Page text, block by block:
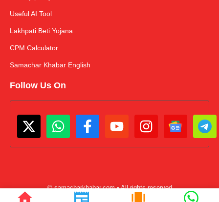
Useful AI Tool
Lakhpati Beti Yojana
CPM Calculator
Samachar Khabar English
Follow Us On
© samacharkhabar.com • All rights reserved